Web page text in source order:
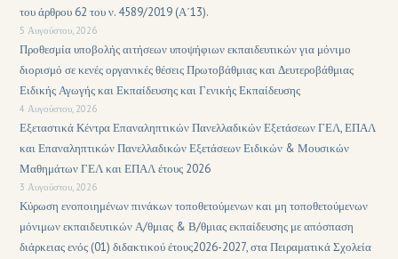
του άρθρου 62 του ν. 4589/2019 (Α΄13).
5 Αυγούστου, 2026
Προθεσμία υποβολής αιτήσεων υποψήφιων εκπαιδευτικών για μόνιμο
διορισμό σε κενές οργανικές θέσεις Πρωτοβάθμιας και Δευτεροβάθμιας
Ειδικής Αγωγής και Εκπαίδευσης και Γενικής Εκπαίδευσης
4 Αυγούστου, 2026
Εξεταστικά Κέντρα Επαναληπτικών Πανελλαδικών Εξετάσεων ΓΕΛ, ΕΠΑΛ
και Επαναληπτικών Πανελλαδικών Εξετάσεων Ειδικών & Μουσικών
Μαθημάτων ΓΕΛ και ΕΠΑΛ έτους 2026
3 Αυγούστου, 2026
Κύρωση ενοποιημένων πινάκων τοποθετούμενων και μη τοποθετούμενων
μόνιμων εκπαιδευτικών Α/θμιας & Β/θμιας εκπαίδευσης με απόσπαση
διάρκειας ενός (01) διδακτικού έτους2026-2027, στα Πειραματικά Σχολεία